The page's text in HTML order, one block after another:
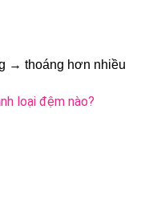
→ thoáng hơn nhiều
loại đệm nào?